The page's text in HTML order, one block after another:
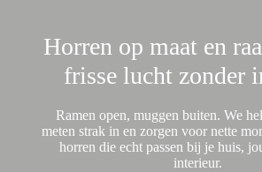
Horren op maat en
frisse lucht zonder
Ramen open, muggen buiten. We
meten strak in en zorgen voor nette
horren die echt passen bij je huis,
interieur.